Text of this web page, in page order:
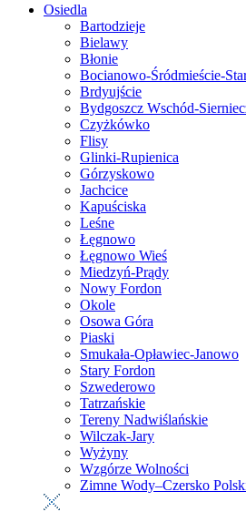
Osiedla
Bartodzieje
Bielawy
Błonie
Bocianowo-Śródmieście-
Brdyujście
Bydgoszcz Wschód-
Czyżkówko
Flisy
Glinki-Rupienica
Górzyskowo
Jachcice
Kapuściska
Leśne
Łęgnowo
Łęgnowo Wieś
Miedzyń-Prądy
Nowy Fordon
Okole
Osowa Góra
Piaski
Smukała-Opławiec-Janowo
Stary Fordon
Szwederowo
Tatrzańskie
Tereny Nadwiślańskie
Wilczak-Jary
Wyżyny
Wzgórze Wolności
Zimne Wody–Czersko